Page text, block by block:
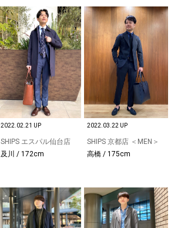
2022.02.21 UP
SHIPS エスパル仙台店
及川 / 172cm
2022.03.22 UP
SHIPS 京都店 ＜MEN＞
高橋 / 175cm